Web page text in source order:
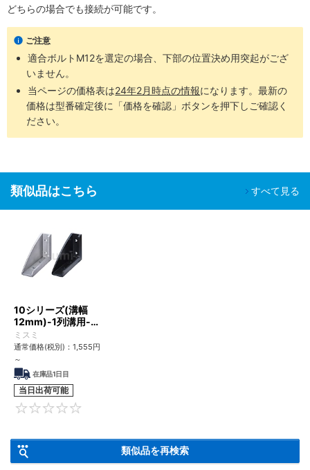
どちらの場合でも接続が可能です。
ご注意
適合ボルトM12を選定の場合、下部の位置決め用突起がござ
いません。
当ページの価格表は24年2月時点の情報になります。最新の
価格は型番確定後に「価格を確認」ボタンを押下しご確認く
ださい。
類似品はこちら すべて見る
10シリーズ(溝幅
12mm)-1列溝用-突
起付反転ブラケット
取付穴4個タイプ
ミスミ
通常価格(税別)： 1,555円
～
在庫品1日目
当日出荷可能
類似品を再検索